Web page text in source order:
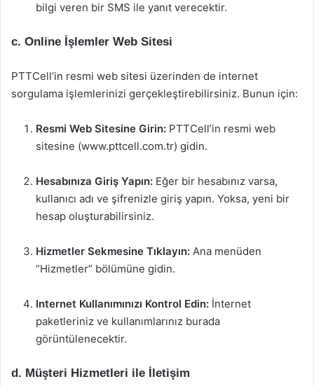
bilgi veren bir SMS ile yanıt verecektir.
c. Online İşlemler Web Sitesi
PTTCell’in resmi web sitesi üzerinden de internet
sorgulama işlemlerinizi gerçekleştirebilirsiniz. Bunun için:
Resmi Web Sitesine Girin: PTTCell’in resmi web
sitesine (www.pttcell.com.tr) gidin.
Hesabınıza Giriş Yapın: Eğer bir hesabınız varsa,
kullanıcı adı ve şifrenizle giriş yapın. Yoksa, yeni bir
hesap oluşturabilirsiniz.
Hizmetler Sekmesine Tıklayın: Ana menüden
“Hizmetler” bölümüne gidin.
Internet Kullanımınızı Kontrol Edin: İnternet
paketleriniz ve kullanımlarınız burada
görüntülenecektir.
d. Müşteri Hizmetleri ile İletişim